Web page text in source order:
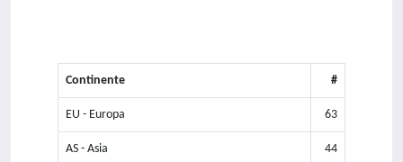
Continente #
EU - Europa 63
AS - Asia 44